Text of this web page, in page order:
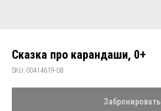
Сказка про карандаши, 0+
SKU: 00414619-08
Забронировать